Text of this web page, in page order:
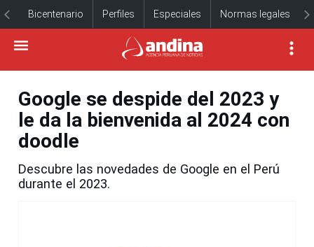
Bicentenario Perfiles Especiales Normas legales
Google se despide del 2023 y
le da la bienvenida al 2024 con
doodle
Descubre las novedades de Google en el Perú
durante el 2023.